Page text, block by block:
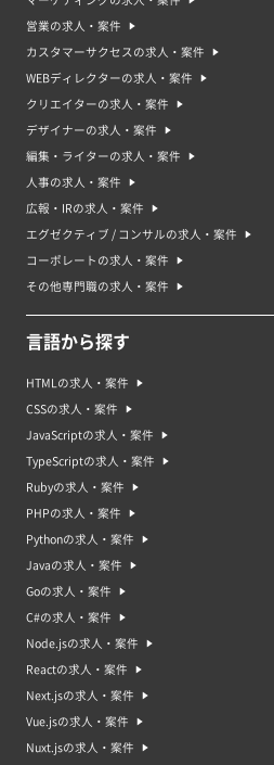
営業の求人・案件
カスタマーサクセスの求人・案件
WEBディレクターの求人・案件
クリエイターの求人・案件
デザイナーの求人・案件
編集・ライターの求人・案件
人事の求人・案件
広報・IRの求人・案件
エグゼクティブ / コンサルの求人・案件
コーポレートの求人・案件
その他専門職の求人・案件
言語から探す
HTMLの求人・案件
CSSの求人・案件
JavaScriptの求人・案件
TypeScriptの求人・案件
Rubyの求人・案件
PHPの求人・案件
Pythonの求人・案件
Javaの求人・案件
Goの求人・案件
C#の求人・案件
Node.jsの求人・案件
Reactの求人・案件
Next.jsの求人・案件
Vue.jsの求人・案件
Nuxt.jsの求人・案件